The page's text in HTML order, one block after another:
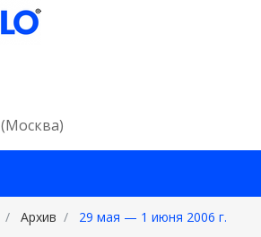
(Москва)
Архив 29 мая — 1 июня 2006 г.